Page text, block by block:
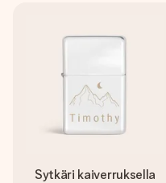
Sytkäri kaiverruksella